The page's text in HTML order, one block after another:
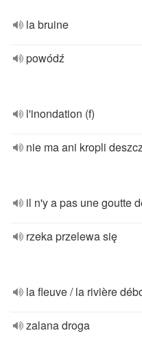
la bruine
powódź
l'inondation (f)
nie ma ani kropli
il n'y a pas une goutte
rzeka przelewa się
la fleuve / la rivière
zalana droga